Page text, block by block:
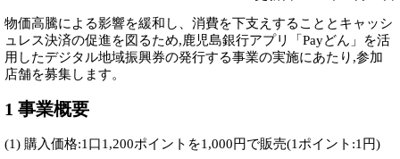
物価高騰による影響を緩和し、消費を下支えすることとキャッシ
ュレス決済の促進を図るため,鹿児島銀行アプリ「Payどん」を活
用したデジタル地域振興券の発行する事業の実施にあたり,参加
店舗を募集します。
1 事業概要
(1) 購入価格:1口1,200ポイントを1,000円で販売(1ポイント:1円)